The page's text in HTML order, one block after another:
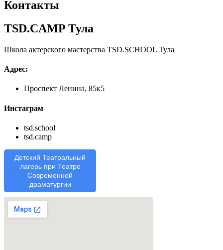
Контакты
TSD.CAMP Тула
Школа актерского мастерства TSD.SCHOOL Тула
Адрес:
Проспект Ленина, 85к5
Инстаграм
tsd.school
tsd.camp
Детский Театральный
лагерь при Театре
Современной
драматургии